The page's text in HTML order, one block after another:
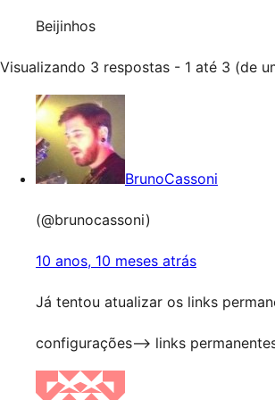
Beijinhos
Visualizando 3 respostas - 1 até 3 (de
BrunoCassoni
(@brunocassoni)
10 anos, 10 meses atrás
Já tentou atualizar os links
configurações–> links